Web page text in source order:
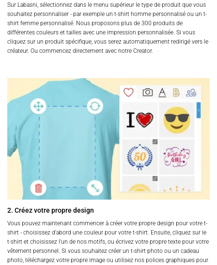
Sur Labasni, sélectionnez dans le menu supérieur le type de produit que vous
souhaitez personnaliser - par exemple un t-shirt homme personnalisé ou un t-
shirt femme personnalisé. Nous proposons plus de 300 produits de
différentes couleurs et tailles avec une impression personnalisée. Si vous
cliquez sur un produit spécifique, vous serez automatiquement redirigé vers le
créateur. Ou commencez directement avec notre Creator.
2. Créez votre propre design
Vous pouvez maintenant commencer à créer votre propre design pour votre t-
shirt - choisissez d'abord une couleur pour votre t-shirt. Ensuite, cliquez sur le
t-shirt et choisissez l'un de nos motifs, ou écrivez votre propre texte pour votre
vêtement personnel. Si vous souhaitez créer un t-shirt photo ou un cadeau
photo, téléchargez votre propre image ou utilisez nos polices graphiques pour